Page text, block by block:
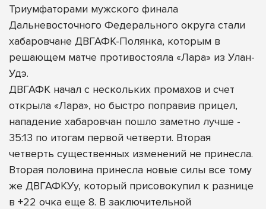
Триумфаторами мужского финала
Дальневосточного Федерального округа стали
хабаровчане ДВГАФК-Полянка, которым в
решающем матче противостояла «Лара» из Улан-
Удэ.
ДВГАФК начал с нескольких промахов и счет
открыла «Лара», но быстро поправив прицел,
нападение хабаровчан пошло заметно лучше -
35:13 по итогам первой четверти. Вторая
четверть существенных изменений не принесла.
Вторая половина принесла новые силы все тому
же ДВГАФКУу, который присовокупил к разнице
в +22 очка еще 8. В заключительной